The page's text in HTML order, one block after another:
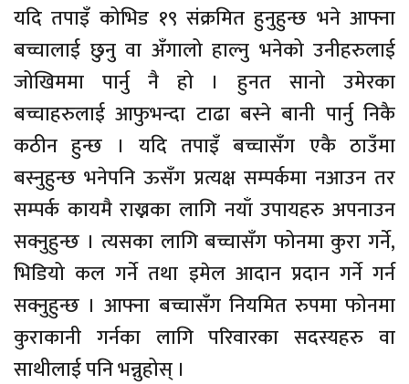
यदि तपाइँ कोभिड १९ संक्रमित हुनुहुन्छ भने आफ्ना
बच्चालाई छुनु वा अँगालो हाल्नु भनेको उनीहरुलाई
जोखिममा पार्नु नै हो । हुनत सानो उमेरका
बच्चाहरुलाई आफुभन्दा टाढा बस्ने बानी पार्नु निकै
कठीन हुन्छ । यदि तपाइँ बच्चासँग एकै ठाउँमा
बस्नुहुन्छ भनेपनि ऊसँग प्रत्यक्ष सम्पर्कमा नआउन तर
सम्पर्क कायमै राख्नका लागि नयाँ उपायहरु अपनाउन
सक्नुहुन्छ । त्यसका लागि बच्चासँग फोनमा कुरा गर्ने,
भिडियो कल गर्ने तथा इमेल आदान प्रदान गर्ने गर्न
सक्नुहुन्छ । आफ्ना बच्चासँग नियमित रुपमा फोनमा
कुराकानी गर्नका लागि परिवारका सदस्यहरु वा
साथीलाई पनि भन्नुहोस् ।